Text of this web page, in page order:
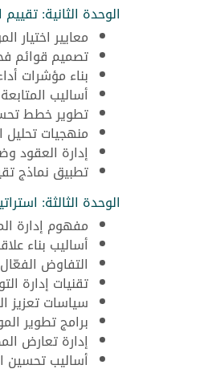
الوحدة الثانية: تقييم
معايير
تصميم قوائم
بناء مؤشرات
أساليب
تطوير خطط
منهجيات تحليل
إدارة العقود
تطبيق نماذج
الوحدة الثالثة:
مفهوم إدارة
أساليب بناء
التفاوض
تقنيات إدارة
سياسات تعزيز
برامج تطوير
إدارة تعارض
أساليب تحسين